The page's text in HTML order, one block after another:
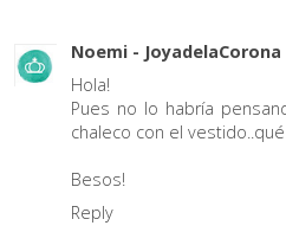
Noemi - JoyadelaCorona
Hola!
Pues no lo habría
chaleco con el
Besos!
Reply